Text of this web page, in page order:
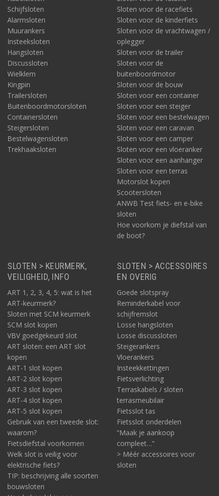
Schijfsloten
Alarmsloten
Muurankers
Insteeksloten
Hangsloten
Discussloten
Wielklem
Kingpin
Trailersloten
Buitenboordmotorsloten
Containersloten
Steigersloten
Bestelwagensloten
Trekhaaksloten
Sloten voor de racefiets
Sloten voor de kinderfiets
Sloten voor de vrachtwagen /
oplegger
Sloten voor de trailer
Sloten voor de
buitenboordmotor
Sloten voor de bouw
Sloten voor een container
Sloten voor een steiger
Sloten voor een bestelwagen
Sloten voor een caravan
Sloten voor een camper
Sloten voor een vloeranker
Sloten voor een aanhanger
Sloten voor een terras
Motorslot kopen
Scootersloten
ANWB Test fiets- en e-bike
sloten
Hoe voorkom je diefstal van
de boot?
SLOTEN > KEURMERK,
VEILIGHEID, INFO
ART 1, 2, 3, 4, 5: wat is het
ART-keurmerk?
Sloten met SCM keurmerk
SCM slot kopen
VBV goedgekeurd slot
ART sloten: een ART slot
kopen
ART-1 slot kopen
ART-2 slot kopen
ART-3 slot kopen
ART-4 slot kopen
ART-5 slot kopen
Gebruik van een tweede slot:
waarom?
Fietsdiefstal voorkomen
Welk slot is veilig voor
elektrische fiets?
TIP: beschrijving alle soorten
bouwsloten
SLOTEN > ACCESSOIRES
EN OVERIG
Goede slotspray
Reminderkabel voor
schijfremslot
Losse hangsloten
Losse discussloten
Steigerankers
Vloerankers
Insteekkettingen
Fietsverlichting
Terraskabels / sloten
terrasmeubilair
Fietsslot tas
Fietsslot onderdelen
“Maak je aankoop
compleet…”
> Méér accessoires voor
sloten